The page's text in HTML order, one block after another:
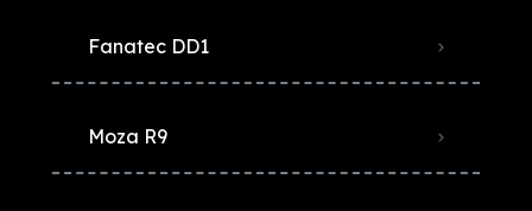
Fanatec DD1
Moza R9